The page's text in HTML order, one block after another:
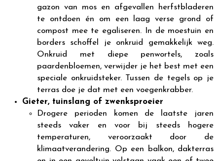
gazon van mos en afgevallen herfstbladeren
te ontdoen én om een laag verse grond of
compost mee te egaliseren. In de moestuin en
borders schoffel je onkruid gemakkelijk weg.
Onkruid met diepe penwortels, zoals
paardenbloemen, verwijder je het best met een
speciale onkruidsteker. Tussen de tegels op je
terras doe je dat met een voegenkrabber.
Gieter, tuinslang of zwenksproeier
Drogere perioden komen de laatste jaren
steeds vaker en voor bij steeds hogere
temperaturen, veroorzaakt door de
klimaatverandering. Op een balkon, dakterras